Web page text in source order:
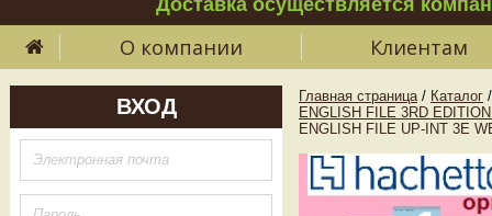
Доставка осуществляется
О компании Клиентам
ВХОД Главная страница / Каталог /
ENGLISH FILE 3RD
ENGLISH FILE UP-INT 3E